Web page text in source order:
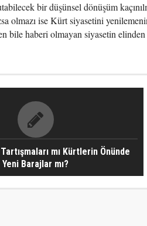
bir düşünsel dönüşüm
olmazı ise Kürt siyasetini
bile haberi olmayan siyasetin elinden
mı Kürtlerin Önünde
Yeni Barajlar mı?